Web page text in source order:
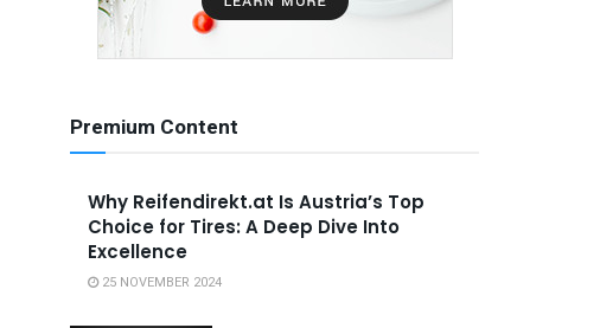
Premium Content
Why Reifendirekt.at Is Austria’s Top
Choice for Tires: A Deep Dive Into
Excellence
25 NOVEMBER 2024